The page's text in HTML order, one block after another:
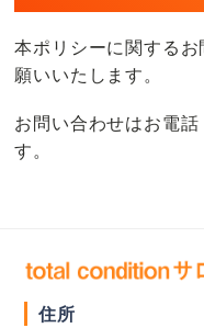
本ポリシーに関する
願いいたします。
お問い合わせはお電話
す。
住所